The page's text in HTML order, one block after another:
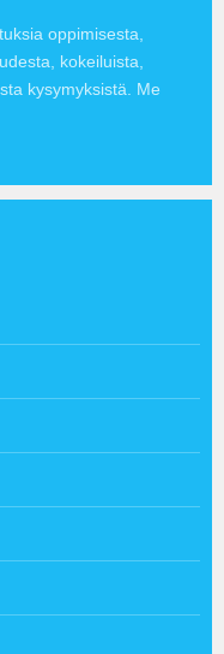
oppimisesta,
kokeiluista,
kysymyksistä. Me